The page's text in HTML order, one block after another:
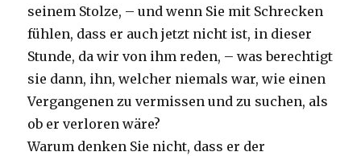
seinem Stolze, – und wenn Sie mit Schrecken
fühlen, dass er auch jetzt nicht ist, in dieser
Stunde, da wir von ihm reden, – was berechtigt
sie dann, ihn, welcher niemals war, wie einen
Vergangenen zu vermissen und zu suchen, als
ob er verloren wäre?
Warum denken Sie nicht, dass er der